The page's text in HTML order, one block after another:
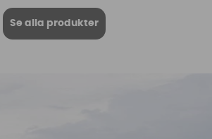
Se alla produkter